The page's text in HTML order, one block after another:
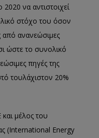
να αντιστοιχεί
στόχο του όσον
από ανανεώσιμες
ώστε το συνολικό
πηγές της
τουλάχιστον 20%
μέλος του
(International Energy